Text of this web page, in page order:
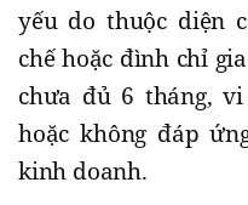
yếu do thuộc diện
chế hoặc đình chỉ
chưa đủ 6 tháng,
hoặc không đáp
kinh doanh.